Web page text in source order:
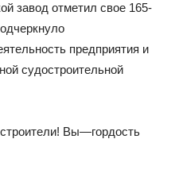
завод отметил свое 165-
предприятия и
судостроительной
Вы—гордость